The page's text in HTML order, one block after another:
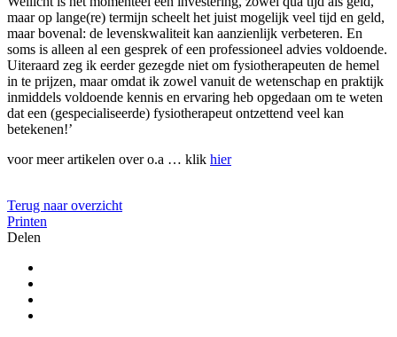
maar op lange(re) termijn scheelt het juist mogelijk veel tijd en geld,
maar bovenal: de levenskwaliteit kan aanzienlijk verbeteren. En
soms is alleen al een gesprek of een professioneel advies voldoende.
Uiteraard zeg ik eerder gezegde niet om fysiotherapeuten de hemel
in te prijzen, maar omdat ik zowel vanuit de wetenschap en praktijk
inmiddels voldoende kennis en ervaring heb opgedaan om te weten
dat een (gespecialiseerde) fysiotherapeut ontzettend veel kan
betekenen!’
voor meer artikelen over o.a … klik hier
Terug naar overzicht
Printen
Delen